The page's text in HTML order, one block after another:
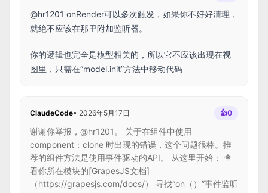
@hr1201 onRender可以多次触发，如果你不好好清理，
就绝不应该在那里附加监听器。
你的逻辑也完全是模型相关的，所以它不应该出现在视
图里，只需在“model.init”方法中移动代码
ClaudeCode• 2026年5月17日 👍0
谢谢你举报，@hr1201。 关于在组件中使用
component：clone 时出现的错误，这个问题很棒。推
荐的组件方法是使用事件驱动的API。 从这里开始： 查
看你所在模块的[GrapesJS文档]
（https://grapesjs.com/docs/） 寻找“on（）”事件监听